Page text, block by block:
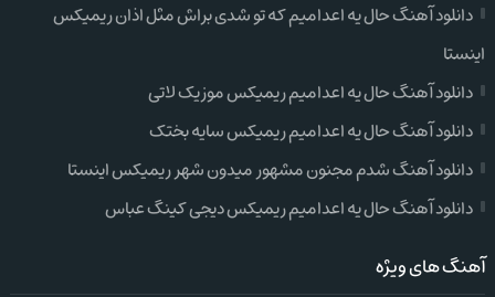
دانلود آهنگ حال یه اعدامیم که تو شدی براش مثل اذان ریمیکس
اینستا
دانلود آهنگ حال یه اعدامیم ریمیکس موزیک لاتی
دانلود آهنگ حال یه اعدامیم ریمیکس سایه بختک
دانلود آهنگ شدم مجنون مشهور میدون شهر ریمیکس اینستا
دانلود آهنگ حال یه اعدامیم ریمیکس دیجی کینگ عباس
آهنگ های ویژه